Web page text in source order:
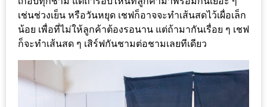
พลาด
สำหรับ
ฤดู
หนาว
กับ
เช่นช่วงเย็น หรือวันหยุด เชฟก็อาจจะทำเส้นสดไว้เผื่อเล็ก
น้อย เพื่อที่ไม่ให้ลูกค้าต้องรอนาน แต่ถ้ามากันเรื่อย ๆ เชฟ
ก็จะทำเส้นสด ๆ เสิร์ฟกันชามต่อชามเลยทีเดียว